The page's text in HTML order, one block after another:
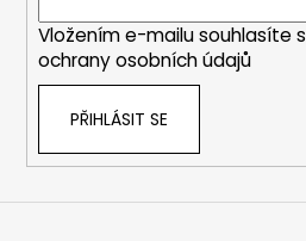
e
n
a
Vložením e-mailu souhlasíte s
ochrany osobních údajů
PŘIHLÁSIT SE